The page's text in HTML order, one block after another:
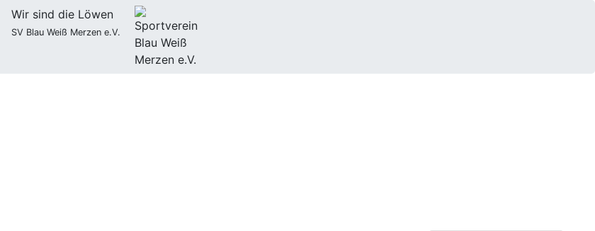
Wir sind die Löwen
SV Blau Weiß Merzen e.V.